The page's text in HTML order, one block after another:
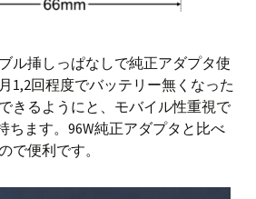
ル挿しっぱなしで純正アダプタ使
1,2回程度でバッテリー無くなった
きるようにと、モバイル性重視で
ちます。96W純正アダプタと比べ
で便利です。